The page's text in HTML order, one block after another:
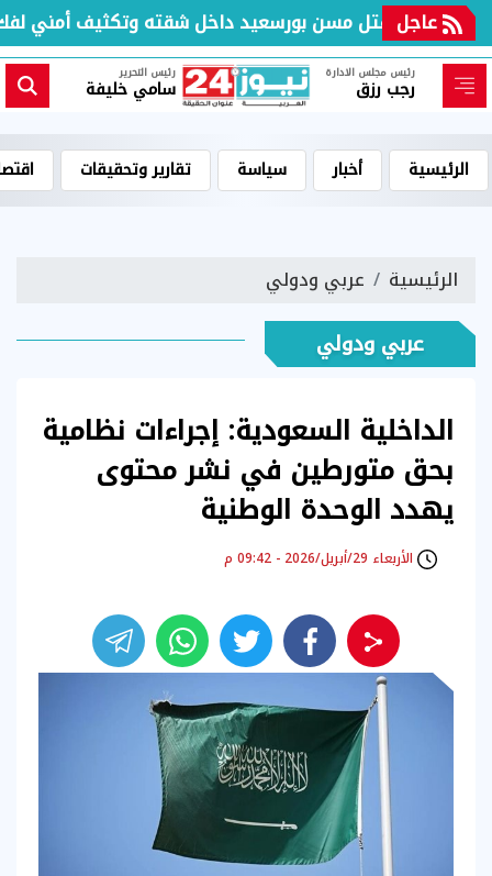
عاجل
مقتل مسن بورسعيد داخل شقته وتكثيف أمني لفك
رئيس مجلس الادارة
رجب رزق
رئيس التحرير
سامي خليفة
الرئيسية أخبار سياسة تقارير وتحقيقات
الرئيسية عربي ودولي
عربي ودولي
الداخلية السعودية: إجراءات نظامية
بحق متورطين في نشر محتوى
يهدد الوحدة الوطنية
الأربعاء 29/أبريل/2026 - 09:42 م